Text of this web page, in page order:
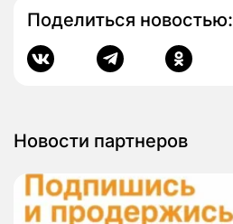
Поделиться новостью:
Новости партнеров